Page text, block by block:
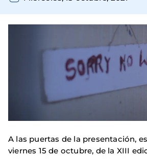
A las puertas de la presentación,
viernes 15 de octubre, de la XIII